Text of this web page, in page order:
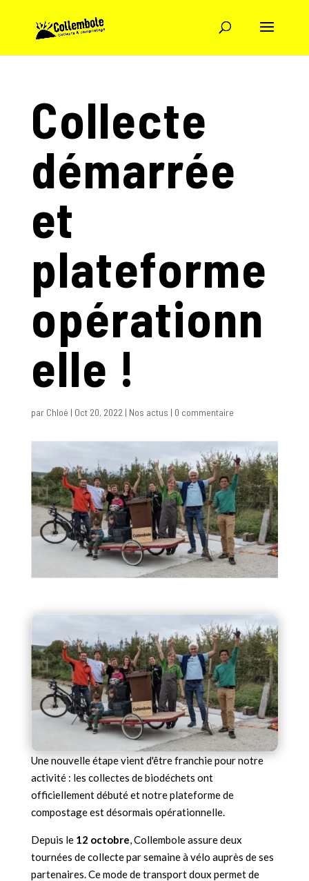
Collecte
démarrée
et
plateforme
opérationn
elle !
par Chloé | Oct 20, 2022 | Nos actus | 0 commentaire
Une nouvelle étape vient d'être franchie pour notre
activité : les collectes de biodéchets ont
officiellement débuté et notre plateforme de
compostage est désormais opérationnelle.
Depuis le 12 octobre, Collembole assure deux
tournées de collecte par semaine à vélo auprès de ses
partenaires. Ce mode de transport doux permet de